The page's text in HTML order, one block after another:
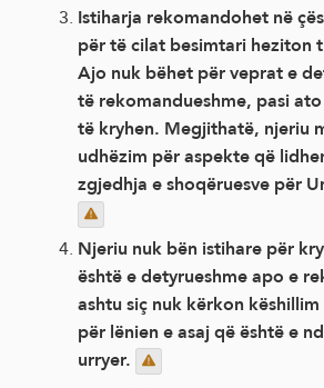
Istiharja rekomandohet në
për të cilat besimtari heziton
Ajo nuk bëhet për veprat e
të rekomandueshme, pasi
të kryhen. Megjithatë, njeriu
udhëzim për aspekte që
zgjedhja e shoqëruesve për
Njeriu nuk bën istihare për
është e detyrueshme apo e
ashtu siç nuk kërkon
për lënien e asaj që është e
urryer.